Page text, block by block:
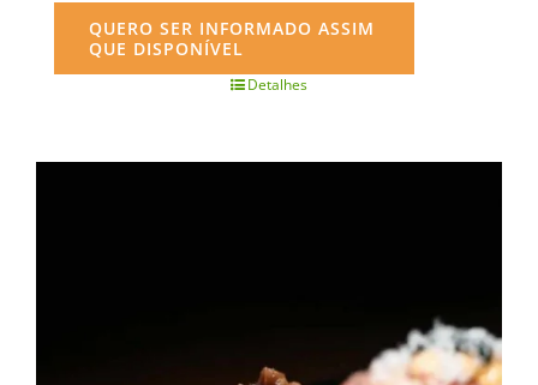
QUERO SER INFORMADO ASSIM
QUE DISPONÍVEL
Detalhes